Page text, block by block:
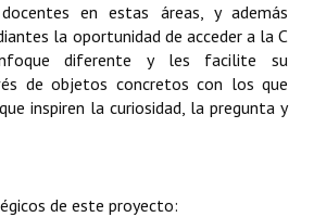
en estas áreas, y además
la oportunidad de acceder a la C
diferente y les facilite su
de objetos concretos con los que
inspiren la curiosidad, la pregunta y
de este proyecto: